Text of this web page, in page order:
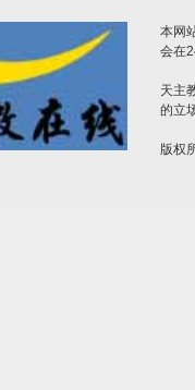
本网
会在
天主
的立
版权